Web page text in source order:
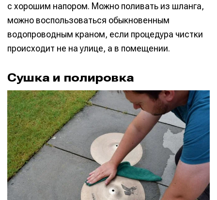
с хорошим напором. Можно поливать из шланга,
можно воспользоваться обыкновенным
водопроводным краном, если процедура чистки
происходит не на улице, а в помещении.
Сушка и полировка